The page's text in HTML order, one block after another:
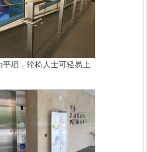
平坦，轮椅人士可轻易上